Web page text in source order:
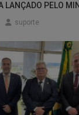
LANÇADO PELO
suporte